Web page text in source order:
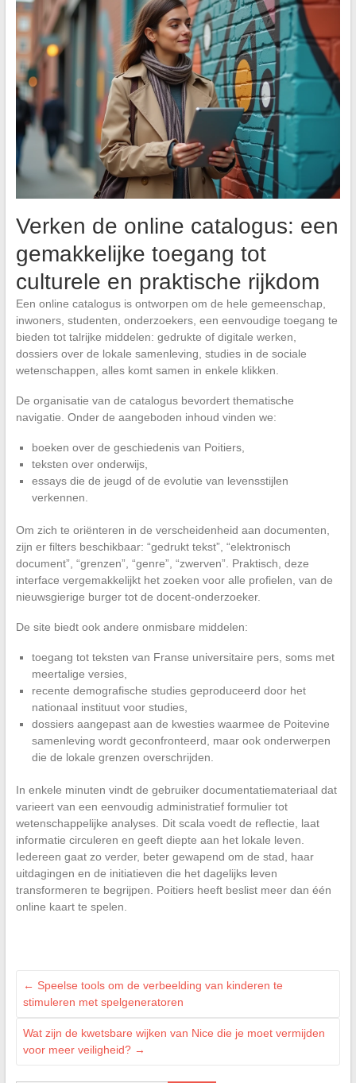
Verken de online catalogus: een
gemakkelijke toegang tot
culturele en praktische rijkdom
Een online catalogus is ontworpen om de hele gemeenschap,
inwoners, studenten, onderzoekers, een eenvoudige toegang te
bieden tot talrijke middelen: gedrukte of digitale werken,
dossiers over de lokale samenleving, studies in de sociale
wetenschappen, alles komt samen in enkele klikken.
De organisatie van de catalogus bevordert thematische
navigatie. Onder de aangeboden inhoud vinden we:
boeken over de geschiedenis van Poitiers,
teksten over onderwijs,
essays die de jeugd of de evolutie van levensstijlen
verkennen.
Om zich te oriënteren in de verscheidenheid aan documenten,
zijn er filters beschikbaar: “gedrukt tekst”, “elektronisch
document”, “grenzen”, “genre”, “zwerven”. Praktisch, deze
interface vergemakkelijkt het zoeken voor alle profielen, van de
nieuwsgierige burger tot de docent-onderzoeker.
De site biedt ook andere onmisbare middelen:
toegang tot teksten van Franse universitaire pers, soms met
meertalige versies,
recente demografische studies geproduceerd door het
nationaal instituut voor studies,
dossiers aangepast aan de kwesties waarmee de Poitevine
samenleving wordt geconfronteerd, maar ook onderwerpen
die de lokale grenzen overschrijden.
In enkele minuten vindt de gebruiker documentatiemateriaal dat
varieert van een eenvoudig administratief formulier tot
wetenschappelijke analyses. Dit scala voedt de reflectie, laat
informatie circuleren en geeft diepte aan het lokale leven.
Iedereen gaat zo verder, beter gewapend om de stad, haar
uitdagingen en de initiatieven die het dagelijks leven
transformeren te begrijpen. Poitiers heeft beslist meer dan één
online kaart te spelen.
← Speelse tools om de verbeelding van kinderen te
stimuleren met spelgeneratoren
Wat zijn de kwetsbare wijken van Nice die je moet vermijden
voor meer veiligheid? →